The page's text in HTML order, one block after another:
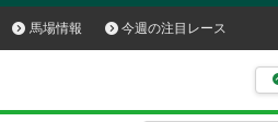
馬場情報 今週の注目レース